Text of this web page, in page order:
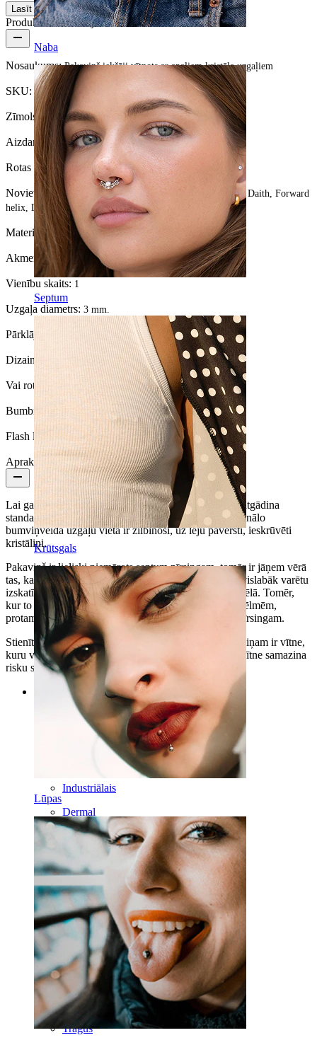
Naba
Septum
Krūtsgals
Lūpas
Lasīt vairāk
Produkta informācija
Nosaukums:Pakaviņš iekšēji vītņots ar apaļiem kristāla uzgaļiem
SKU:Horseshoe-49
Zīmols:Bodymod Trend
Aizdares veids:Iekšējā vītne
Rotas veids: Horseshoe
Novietojums: Tragus, Snug, Septum, Rook, Helix, Uzacs, Daith, Forward
helix, Lūpas
Materiāls:Ķirurģiskais tērauds
Akmens veids: Kubiskais cirkonijs
Vienību skaits: 1
Uzgaļa diametrs: 3 mm.
Pārklājuma veids: PVD pārklājums
Dizains:
Vai rotaslietai ir pārklājums?:Jā, visai rotaslietai
Bumbiņas izmērs: 3 mm
Flash label: 3 par 2
Apraksts
Lai gan šis apļveida stienītis no pirmā acu uzmetiena atgādina
standarta pakaviņu, tam ir zināmas atšķirības. Tradicionālo
bumviņveida uzgaļu vietā ir žilbinoši, uz leju pavērsti, ieskrūvēti
kristāliņi.
Pakaviņš ir lieliski piemērots septum pīrsingam, tomēr ir jāņem vērā
tas, ka kristāli būs pavērsti uz leju. Tādēļ šī rotaslieta vislabāk varētu
izskatīties auss pīrsingā, kā tas ir redzams produkta attēlā. Tomēr,
kur to ievietot, būs atkarīgs no Tavām personīgajām vēlmēm,
protams, ja izmēri un forma ir piemēroti izvēlētajam pīrsingam.
Stienītis ir iekšēji vītņots, tas nozīmē, ka katram kristāliņam ir vītne,
kuru var ieskrūvēt apļveida stienīša galā. Šāda veida vītne samazina
risku saskrambāt ādu ievietojot rotu.
Kategorijas
Naba
Industriālais
Dermal
Helix
Septum
14K Zelts
Labrete
Mēle
Deguns
Tragus